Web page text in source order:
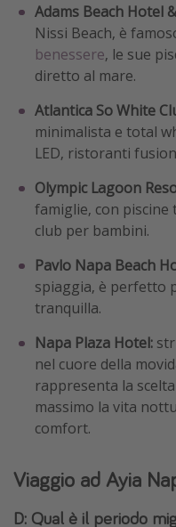
Adams Beach Hotel
Nissi Beach, è
benessere, le sue
diretto al mare.
Atlantica So White
minimalista e total
LED, ristoranti
Olympic Lagoon
famiglie, con piscine
club per bambini.
Pavlo Napa Beach
spiaggia, è perfetto
tranquilla.
Napa Plaza Hotel:
nel cuore della
rappresenta la
massimo la vita
comfort.
Viaggio ad Ayia
D: Qual è il periodo